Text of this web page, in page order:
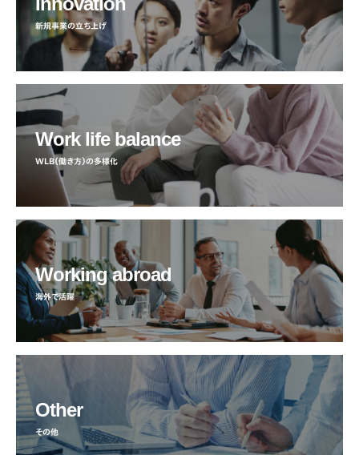
新規事業の立ち上げ
Work life balance
WLB（働き方）の多様化
Working abroad
海外で活躍
Other
その他